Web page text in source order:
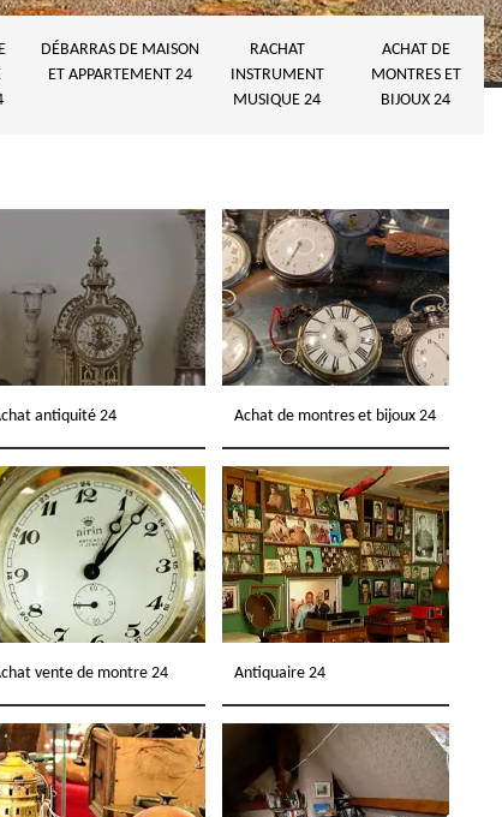
DÉBARRAS DE MAISON
ET APPARTEMENT 24
RACHAT
INSTRUMENT
MUSIQUE 24
ACHAT DE
MONTRES ET
BIJOUX 24
antiquité 24 Achat de montres et bijoux 24
vente de montre 24 Antiquaire 24